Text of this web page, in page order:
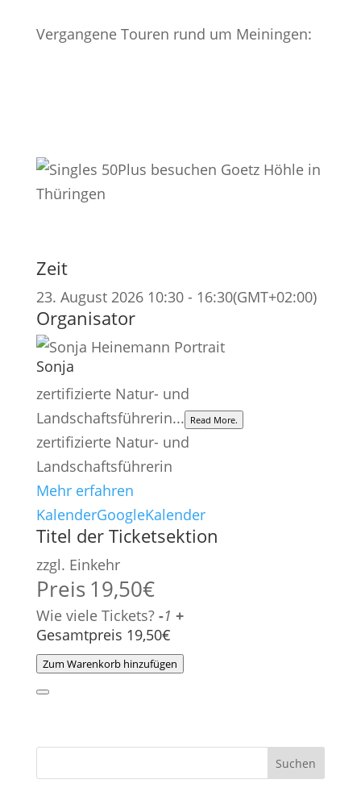
Vergangene Touren rund um Meiningen:
Zeit
23. August 2026 10:30- 16:30(GMT+02:00)
Organisator
Sonja
zertifizierte Natur- und
Landschaftsführerin... Read More.
zertifizierte Natur- und
Landschaftsführerin
Mehr erfahren
KalenderGoogleKalender
Titel der Ticketsektion
zzgl. Einkehr
Preis 19,50€
Wie viele Tickets? -1 +
Gesamtpreis 19,50€
Zum Warenkorb hinzufügen